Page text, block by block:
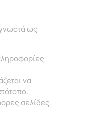
ως
να
σελίδες